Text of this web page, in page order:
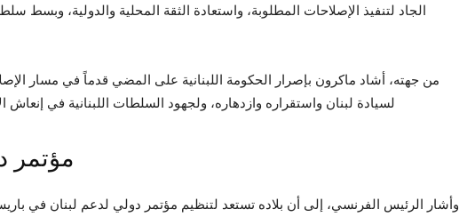
الجاد لتنفيذ الإصلاحات المطلوبة، واستعادة الثقة المحلية والدولية، وبسط
من جهته، أشاد ماكرون بإصرار الحكومة اللبنانية على المضي قدماً في مسار
لسيادة لبنان واستقراره وازدهاره، ولجهود السلطات اللبنانية في
مؤتمر
وأشار الرئيس الفرنسي، إلى أن بلاده تستعد لتنظيم مؤتمر دولي لدعم لبنان في